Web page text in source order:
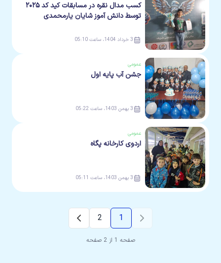
کسب مدال نقره در مسابقات کید کد ۲۰۲۵
توسط دانش آموز شایان یارمحمدی
3 خرداد 1404، ساعت 05:10
عمومی
جشن آب پایه اول
3 بهمن 1403، ساعت 05:22
عمومی
اردوی کارخانه پگاه
3 بهمن 1403، ساعت 05:11
1
2
صفحه 1 از 2 صفحه